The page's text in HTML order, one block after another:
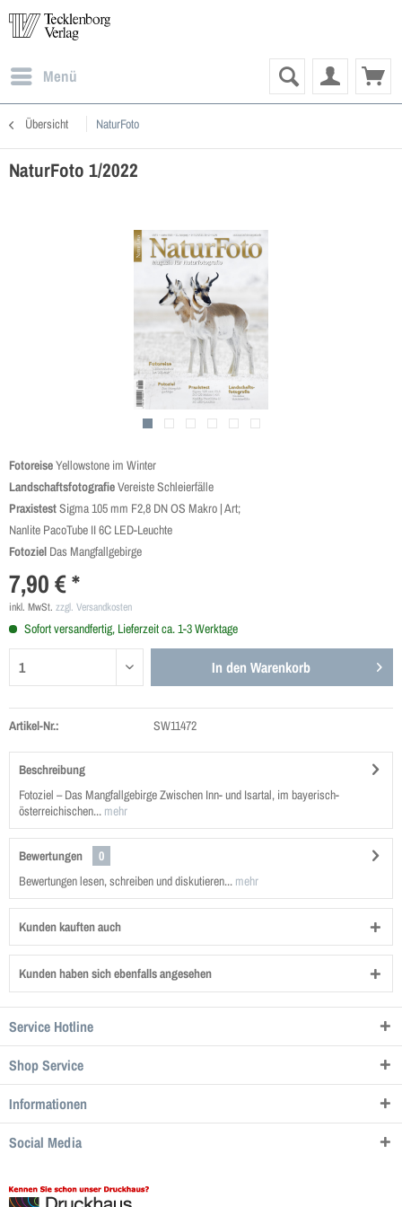
Menü
Übersicht NaturFoto
NaturFoto 1/2022
FotoreiseYellowstone im Winter
LandschaftsfotografieVereiste Schleierfälle
PraxistestSigma 105 mm F2,8 DN OS Makro | Art;
Nanlite PacoTube II 6C LED-Leuchte
Fotoziel Das Mangfallgebirge
7,90 € *
inkl. MwSt. zzgl. Versandkosten
Sofort versandfertig, Lieferzeit ca. 1-3 Werktage
In den Warenkorb
Artikel-Nr.: SW11472
Beschreibung
Fotoziel – Das Mangfallgebirge Zwischen Inn- und Isartal, im bayerisch-
österreichischen... mehr
Bewertungen
0
Bewertungen lesen, schreiben und diskutieren... mehr
Kunden kauften auch
Kunden haben sich ebenfalls angesehen
Service Hotline
Shop Service
Informationen
Social Media